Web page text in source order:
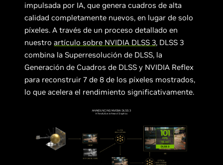
impulsada por IA, que genera cuadros de alta
calidad completamente nuevos, en lugar de solo
píxeles. A través de un proceso detallado en
nuestroartículo sobre NVIDIA DLSS 3, DLSS 3
combina la Superresolución de DLSS, la
Generación de Cuadros de DLSS y NVIDIA Reflex
para reconstruir 7 de 8 de los píxeles mostrados,
lo que acelera el rendimiento significativamente.